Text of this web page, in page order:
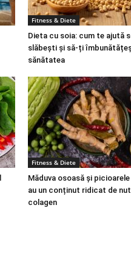
Fitness & Diete
Dieta cu soia: cum te ajută
slăbești și să-ți
sănătatea
Fitness & Diete
Măduva osoasă și
au un conținut ridicat de
colagen